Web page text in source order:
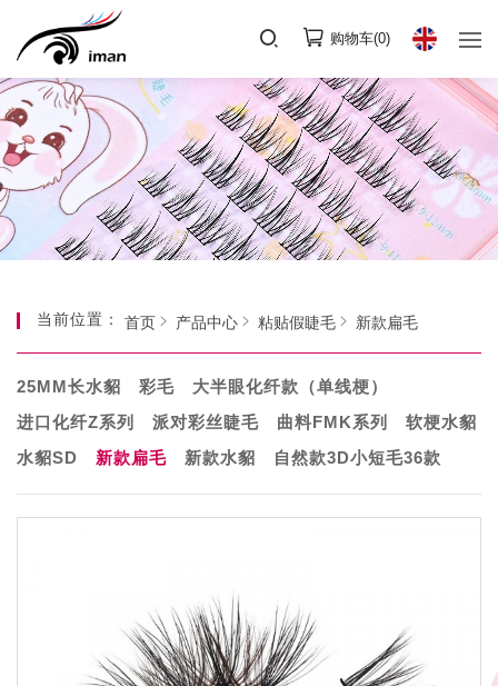
购物车(0)
当前位置： 首页 产品中心 粘贴假睫毛 新款扁毛
25MM长水貂 彩毛
大半眼化纤款（单线梗）
进口化纤Z系列
派对彩丝睫毛 曲料FMK系列
软梗水貂
水貂SD
新款扁毛 新款水貂 自然款3D小短毛36款